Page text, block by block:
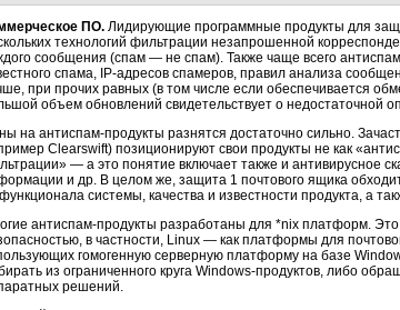
ПО. Лидирующие программные продукты для
технологий фильтрации незапрошенной
сообщения (спам — не спам). Также чаще всего
спама, IP-адресов спамеров, правил анализа
при прочих равных (в том числе если обеспечивается
объем обновлений свидетельствует о недостаточной
на антиспам-продукты разнятся достаточно сильно.
Clearswift) позиционируют свои продукты не как
— а это понятие включает также и антивирусное
и др. В целом же, защита 1 почтового ящика
системы, качества и известности продукта, а
антиспам-продукты разработаны для *nix платформ.
в частности, Linux — как платформы для
гомогенную серверную платформу на базе
из ограниченного круга Windows-продуктов, либо
решений.